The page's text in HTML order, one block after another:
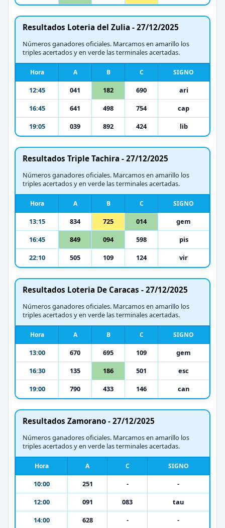
Resultados Loteria del Zulia - 27/12/2025
Números ganadores oficiales. Marcamos en amarillo los
triples acertados y en verde las terminales acertadas.
Hora A B C SIGNO
12:45 041 182 690
ari
16:45
641 498 754
cap
19:05
039 892 424 lib
Resultados Triple Tachira - 27/12/2025
Números ganadores oficiales. Marcamos en amarillo los
triples acertados y en verde las terminales acertadas.
Hora A B C SIGNO
13:15 834 725 014
gem
16:45
849 094 598
pis
22:10
505 109 124 vir
Resultados Loteria De Caracas - 27/12/2025
Números ganadores oficiales. Marcamos en amarillo los
triples acertados y en verde las terminales acertadas.
Hora A B C SIGNO
13:00 670 695 109
gem
16:30
135 186 501
esc
19:00
790 433 146 can
Resultados Zamorano - 27/12/2025
Números ganadores oficiales. Marcamos en amarillo los
triples acertados y en verde las terminales acertadas.
Hora A C SIGNO
10:00 251 -
-
12:00
091 083
tau
14:00
628 -
-